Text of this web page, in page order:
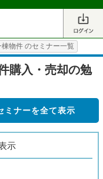
棟物件 のセミナー一覧
購入・売却の勉
示